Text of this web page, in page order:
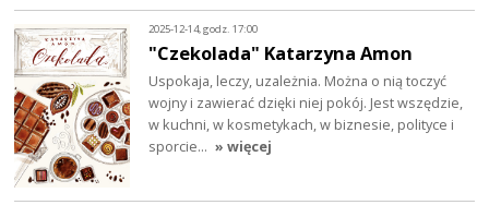
2025-12-14, godz. 17:00
"Czekolada" Katarzyna Amon
Uspokaja, leczy, uzależnia. Można o nią toczyć
wojny i zawierać dzięki niej pokój. Jest wszędzie,
w kuchni, w kosmetykach, w biznesie, polityce i
sporcie… » więcej